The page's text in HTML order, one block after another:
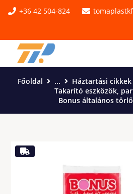
+36 42 504-824
Főoldal ... Háztartási cikkek
Takarító eszközök,
Bonus általános